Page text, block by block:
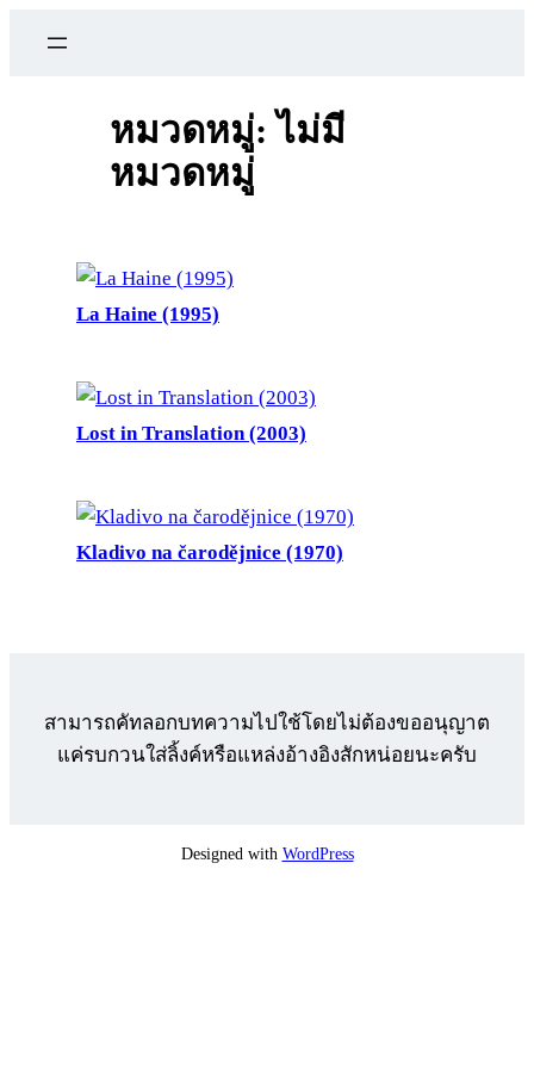
หมวดหมู่:ไม่มี
หมวดหมู่
La Haine (1995)
Lost in Translation (2003)
Kladivo na čarodějnice (1970)
สามารถคัทลอกบทความไปใช้โดยไม่ต้องขออนุญาต
แค่รบกวนใส่ลิ้งค์หรือแหล่งอ้างอิงสักหน่อยนะครับ
Designed with WordPress